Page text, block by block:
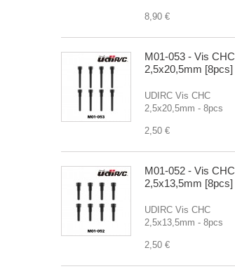
8,90 €
M01-053 - Vis CHC
2,5x20,5mm [8pcs]
UDIRC Vis CHC
2,5x20,5mm - 8pcs
2,50 €
M01-052 - Vis CHC
2,5x13,5mm [8pcs]
UDIRC Vis CHC
2,5x13,5mm - 8pcs
2,50 €